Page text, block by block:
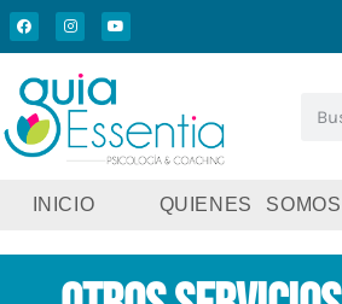
INICIO QUIENES SOMOS